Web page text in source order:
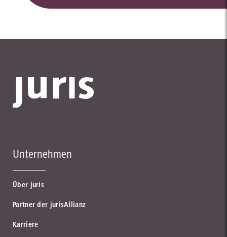
Unternehmen
Über juris
Partner der jurisAllianz
Karriere